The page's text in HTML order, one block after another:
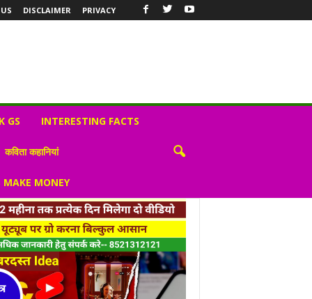
DISCLAIMER PRIVACY
GS INTERESTING FACTS
कविता कहानियां
MONEY